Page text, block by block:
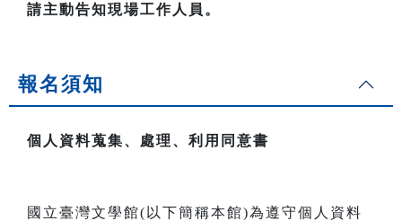
請主動告知現場工作人員。
報名須知
個人資料蒐集、處理、利用同意書
國立臺灣文學館(以下簡稱本館)為遵守個人資料